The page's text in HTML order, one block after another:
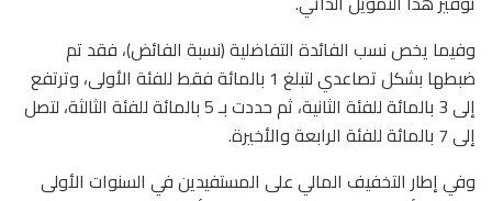
وفيما يخص نسب الفائدة التفاضلية (نسبة الفائض)، فقد تم
ضبطها بشكل تصاعدي لتبلغ 1 بالمائة فقط للفئة الأولى، وترتفع
إلى 3 بالمائة للفئة الثانية، ثم حددت بـ 5 بالمائة للفئة الثالثة، لتصل
إلى 7 بالمائة للفئة الرابعة والأخيرة.
وفي إطار التخفيف المالي على المستفيدين في السنوات الأولى